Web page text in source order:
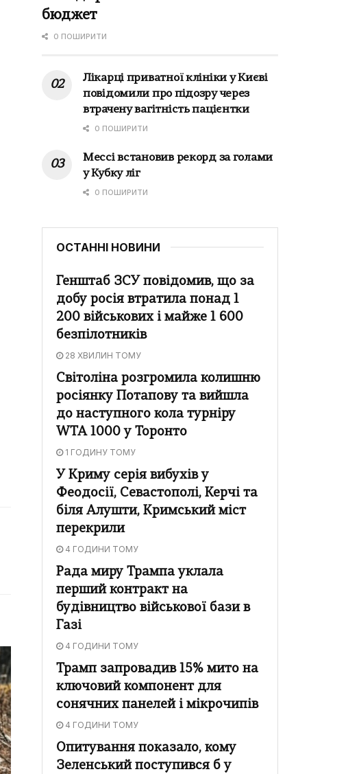
бюджет
0 ПОШИРИТИ
Лікарці приватної клініки у Києві
повідомили про підозру через
втрачену вагітність пацієнтки
0 ПОШИРИТИ
Мессі встановив рекорд за голами
у Кубку ліг
0 ПОШИРИТИ
ОСТАННІ НОВИНИ
Генштаб ЗСУ повідомив, що за
добу росія втратила понад 1
200 військових і майже 1 600
безпілотників
28 ХВИЛИН ТОМУ
Світоліна розгромила колишню
росіянку Потапову та вийшла
до наступного кола турніру
WTA 1000 у Торонто
1 ГОДИНУ ТОМУ
У Криму серія вибухів у
Феодосії, Севастополі, Керчі та
біля Алушти, Кримський міст
перекрили
4 ГОДИНИ ТОМУ
Рада миру Трампа уклала
перший контракт на
будівництво військової бази в
Газі
4 ГОДИНИ ТОМУ
Трамп запровадив 15% мито на
ключовий компонент для
сонячних панелей і мікрочипів
4 ГОДИНИ ТОМУ
Опитування показало, кому
Зеленський поступився б у